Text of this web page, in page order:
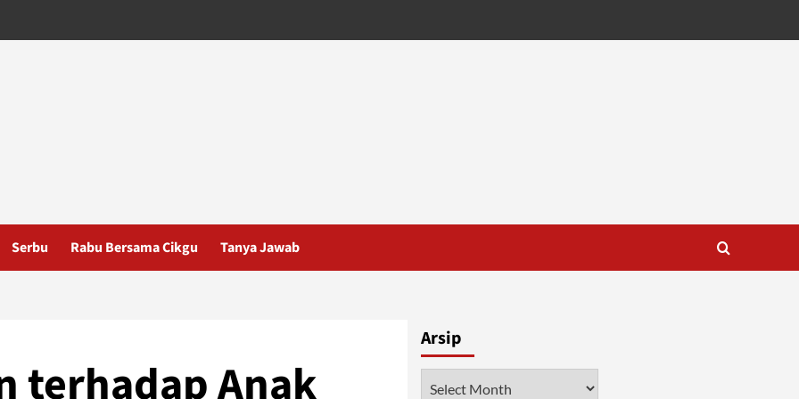
Serbu Rabu Bersama Cikgu Tanya Jawab
terhadap Anak
Arsip